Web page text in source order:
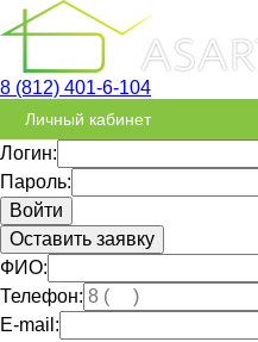
8 (812) 401-6-104
Личный кабинет
Логин:
Пароль:
Оставить заявку
ФИО:
Телефон:
E-mail: